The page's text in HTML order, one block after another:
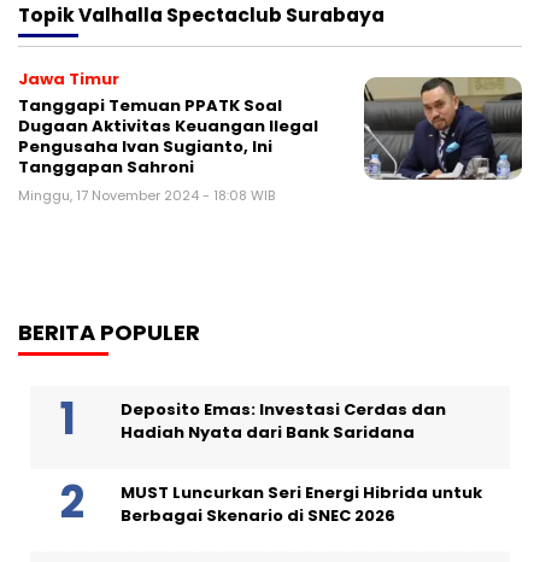
TopikValhalla Spectaclub Surabaya
Jawa Timur
Tanggapi Temuan PPATK Soal
Dugaan Aktivitas Keuangan Ilegal
Pengusaha Ivan Sugianto, Ini
Tanggapan Sahroni
Minggu, 17 November 2024 - 18:08 WIB
BERITA POPULER
Deposito Emas: Investasi Cerdas dan
Hadiah Nyata dari Bank Saridana
MUST Luncurkan Seri Energi Hibrida untuk
Berbagai Skenario di SNEC 2026